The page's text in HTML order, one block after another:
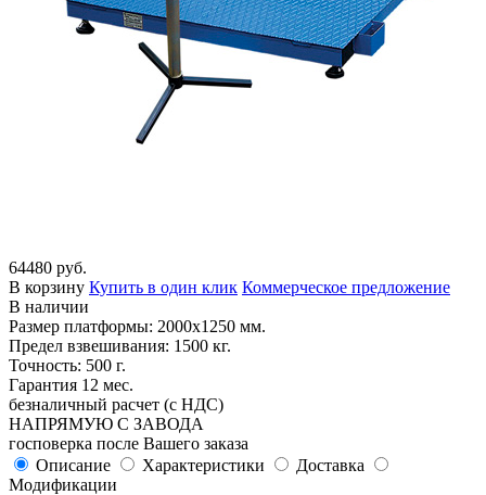
64480 руб.
В корзину Купить в один клик Коммерческое предложение
В наличии
Размер платформы: 2000х1250 мм.
Предел взвешивания: 1500 кг.
Точность: 500 г.
Гарантия 12 мес.
безналичный расчет (с НДС)
НАПРЯМУЮ С ЗАВОДА
госповерка после Вашего заказа
Описание
Характеристики
Доставка
Модификации